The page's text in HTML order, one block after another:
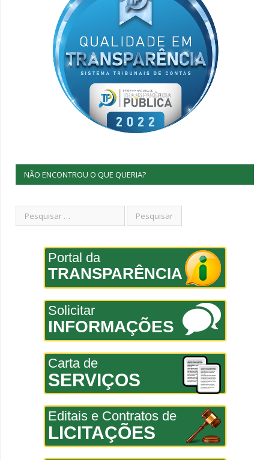
NÃO ENCONTROU O QUE QUERIA?
Portal da
TRANSPARÊNCIA
Solicitar
INFORMAÇÕES
Carta de
SERVIÇOS
Editais e Contratos de
LICITAÇÕES